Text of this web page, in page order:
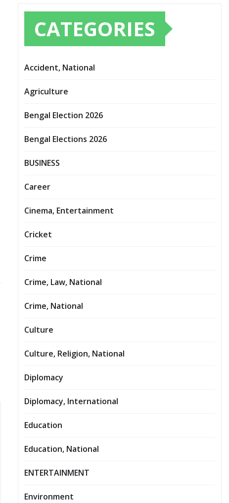
CATEGORIES
Accident, National
Agriculture
Bengal Election 2026
Bengal Elections 2026
BUSINESS
Career
Cinema, Entertainment
Cricket
Crime
Crime, Law, National
Crime, National
Culture
Culture, Religion, National
Diplomacy
Diplomacy, International
Education
Education, National
ENTERTAINMENT
Environment